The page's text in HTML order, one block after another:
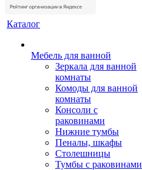
Каталог
Мебель для ванной
Зеркала для ванной
комнаты
Комоды для ванной
комнаты
Консоли с
раковинами
Нижние тумбы
Пеналы, шкафы
Столешницы
Тумбы с раковинами